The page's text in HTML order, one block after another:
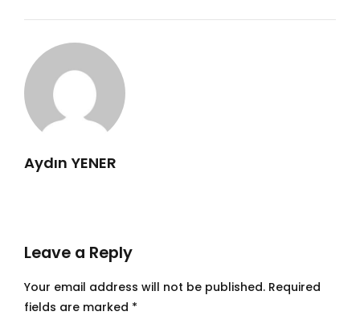
Aydın YENER
Leave a Reply
Your email address will not be published. Required
fields are marked *